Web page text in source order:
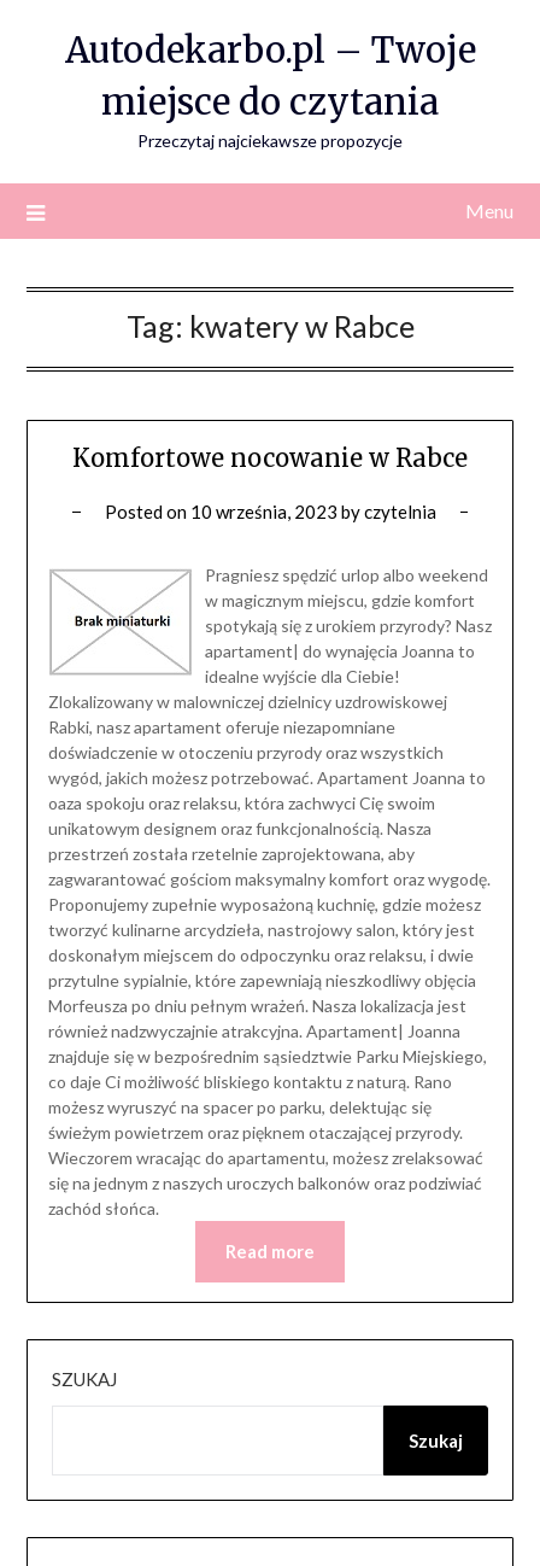
Autodekarbo.pl – Twoje
miejsce do czytania
Przeczytaj najciekawsze propozycje
Menu
Tag: kwatery w Rabce
Komfortowe nocowanie w Rabce
Posted on 10 września, 2023 byczytelnia
Pragniesz spędzić urlop albo weekend
w magicznym miejscu, gdzie komfort
spotykają się z urokiem przyrody? Nasz
apartament| do wynajęcia Joanna to
idealne wyjście dla Ciebie!
Zlokalizowany w malowniczej dzielnicy uzdrowiskowej
Rabki, nasz apartament oferuje niezapomniane
doświadczenie w otoczeniu przyrody oraz wszystkich
wygód, jakich możesz potrzebować. Apartament Joanna to
oaza spokoju oraz relaksu, która zachwyci Cię swoim
unikatowym designem oraz funkcjonalnością. Nasza
przestrzeń została rzetelnie zaprojektowana, aby
zagwarantować gościom maksymalny komfort oraz wygodę.
Proponujemy zupełnie wyposażoną kuchnię, gdzie możesz
tworzyć kulinarne arcydzieła, nastrojowy salon, który jest
doskonałym miejscem do odpoczynku oraz relaksu, i dwie
przytulne sypialnie, które zapewniają nieszkodliwy objęcia
Morfeusza po dniu pełnym wrażeń. Nasza lokalizacja jest
również nadzwyczajnie atrakcyjna. Apartament| Joanna
znajduje się w bezpośrednim sąsiedztwie Parku Miejskiego,
co daje Ci możliwość bliskiego kontaktu z naturą. Rano
możesz wyruszyć na spacer po parku, delektując się
świeżym powietrzem oraz pięknem otaczającej przyrody.
Wieczorem wracając do apartamentu, możesz zrelaksować
się na jednym z naszych uroczych balkonów oraz podziwiać
zachód słońca.
Read more
SZUKAJ
Szukaj